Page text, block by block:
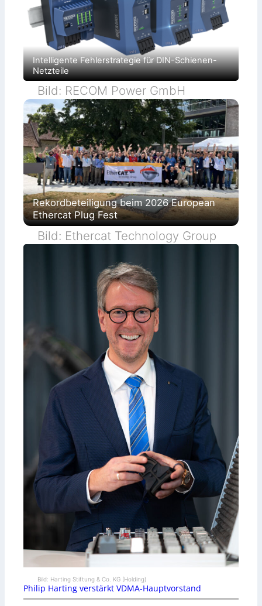
Intelligente Fehlerstrategie für DIN-Schienen-
Netzteile
Bild: RECOM Power GmbH
Rekordbeteiligung beim 2026 European
Ethercat Plug Fest
Bild: Ethercat Technology Group
Bild: Harting Stiftung & Co. KG (Holding)
Philip Harting verstärkt VDMA-Hauptvorstand